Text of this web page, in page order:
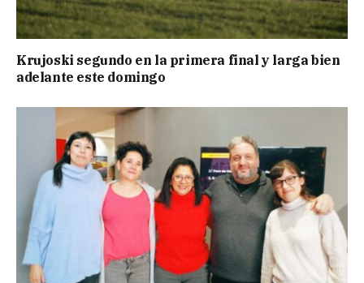
Krujoski segundo en la primera final y larga bien
adelante este domingo